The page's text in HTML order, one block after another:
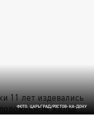
ФОТО: ЦАРЬГРАД/РОСТОВ-НА-ДОНУ